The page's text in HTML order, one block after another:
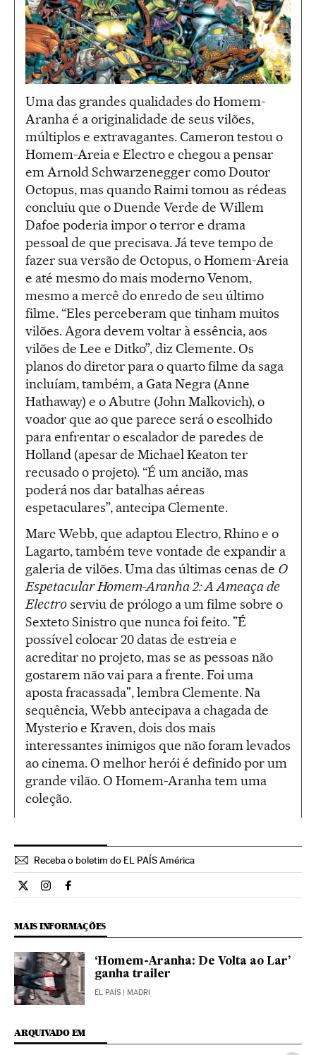
Uma das grandes qualidades do Homem-
Aranha é a originalidade de seus vilões,
múltiplos e extravagantes. Cameron testou o
Homem-Areia e Electro e chegou a pensar
em Arnold Schwarzenegger como Doutor
Octopus, mas quando Raimi tomou as rédeas
concluiu que o Duende Verde de Willem
Dafoe poderia impor o terror e drama
pessoal de que precisava. Já teve tempo de
fazer sua versão de Octopus, o Homem-Areia
e até mesmo do mais moderno Venom,
mesmo a mercê do enredo de seu último
filme. “Eles perceberam que tinham muitos
vilões. Agora devem voltar à essência, aos
vilões de Lee e Ditko”, diz Clemente. Os
planos do diretor para o quarto filme da saga
incluíam, também, a Gata Negra (Anne
Hathaway) e o Abutre (John Malkovich), o
voador que ao que parece será o escolhido
para enfrentar o escalador de paredes de
Holland (apesar de Michael Keaton ter
recusado o projeto). “É um ancião, mas
poderá nos dar batalhas aéreas
espetaculares”, antecipa Clemente.
Marc Webb, que adaptou Electro, Rhino e o
Lagarto, também teve vontade de expandir a
galeria de vilões. Uma das últimas cenas de O
Espetacular Homem-Aranha 2: A Ameaça de
Electroserviu de prólogo a um filme sobre o
Sexteto Sinistro que nunca foi feito. "É
possível colocar 20 datas de estreia e
acreditar no projeto, mas se as pessoas não
gostarem não vai para a frente. Foi uma
aposta fracassada", lembra Clemente. Na
sequência, Webb antecipava a chagada de
Mysterio e Kraven, dois dos mais
interessantes inimigos que não foram levados
ao cinema. O melhor herói é definido por um
grande vilão. O Homem-Aranha tem uma
coleção.
Receba o boletim do EL PAÍS América
Cultura El País Brasil en Twitter
Cultura El País Brasil en Instagram
Cultura El País Brasil en Facebook
MAIS INFORMAÇÕES
‘Homem-Aranha: De Volta ao Lar’
ganha trailer
EL PAÍS | MADRI
ARQUIVADO EM